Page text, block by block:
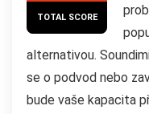
TOTAL SCORE
alternativou.
se o podvod nebo
bude vaše kapacita